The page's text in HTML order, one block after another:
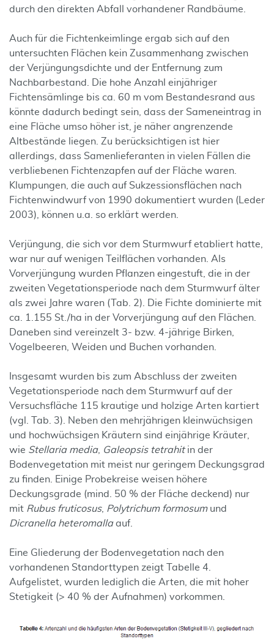
durch den direkten Abfall vorhandener Randbäume.
Auch für die Fichtenkeimlinge ergab sich auf den
untersuchten Flächen kein Zusammenhang zwischen
der Verjüngungsdichte und der Entfernung zum
Nachbarbestand. Die hohe Anzahl einjähriger
Fichtensämlinge bis ca. 60 m vom Bestandesrand aus
könnte dadurch bedingt sein, dass der Sameneintrag in
eine Fläche umso höher ist, je näher angrenzende
Altbestände liegen. Zu berücksichtigen ist hier
allerdings, dass Samenlieferanten in vielen Fällen die
verbliebenen Fichtenzapfen auf der Fläche waren.
Klumpungen, die auch auf Sukzessionsflächen nach
Fichtenwindwurf von 1990 dokumentiert wurden (Leder
2003), können u.a. so erklärt werden.
Verjüngung, die sich vor dem Sturmwurf etabliert hatte,
war nur auf wenigen Teilflächen vorhanden. Als
Vorverjüngung wurden Pflanzen eingestuft, die in der
zweiten Vegetationsperiode nach dem Sturmwurf älter
als zwei Jahre waren (Tab. 2). Die Fichte dominierte mit
ca. 1.155 St./ha in der Vorverjüngung auf den Flächen.
Daneben sind vereinzelt 3- bzw. 4-jährige Birken,
Vogelbeeren, Weiden und Buchen vorhanden.
Insgesamt wurden bis zum Abschluss der zweiten
Vegetationsperiode nach dem Sturmwurf auf der
Versuchsfläche 115 krautige und holzige Arten kartiert
(vgl. Tab. 3). Neben den mehrjährigen kleinwüchsigen
und hochwüchsigen Kräutern sind einjährige Kräuter,
wie Stellaria media, Galeopsis tetrahitin der
Bodenvegetation mit meist nur geringem Deckungsgrad
zu finden. Einige Probekreise weisen höhere
Deckungsgrade (mind. 50 % der Fläche deckend) nur
mit Rubus fruticosus, Polytrichum formosumund
Dicranella heteromallaauf.
Eine Gliederung der Bodenvegetation nach den
vorhandenen Standorttypen zeigt Tabelle 4.
Aufgelistet, wurden lediglich die Arten, die mit hoher
Stetigkeit (> 40 % der Aufnahmen) vorkommen.